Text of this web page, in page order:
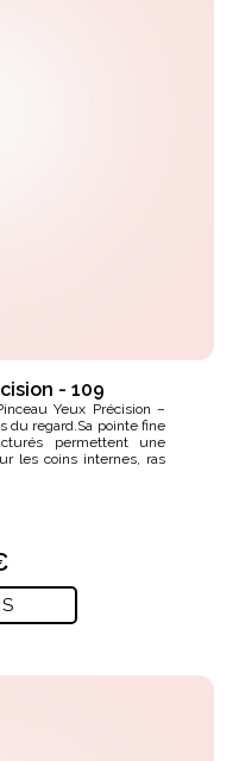
- 109
Yeux Précision –
du regard.Sa pointe fine
permettent une
les coins internes, ras